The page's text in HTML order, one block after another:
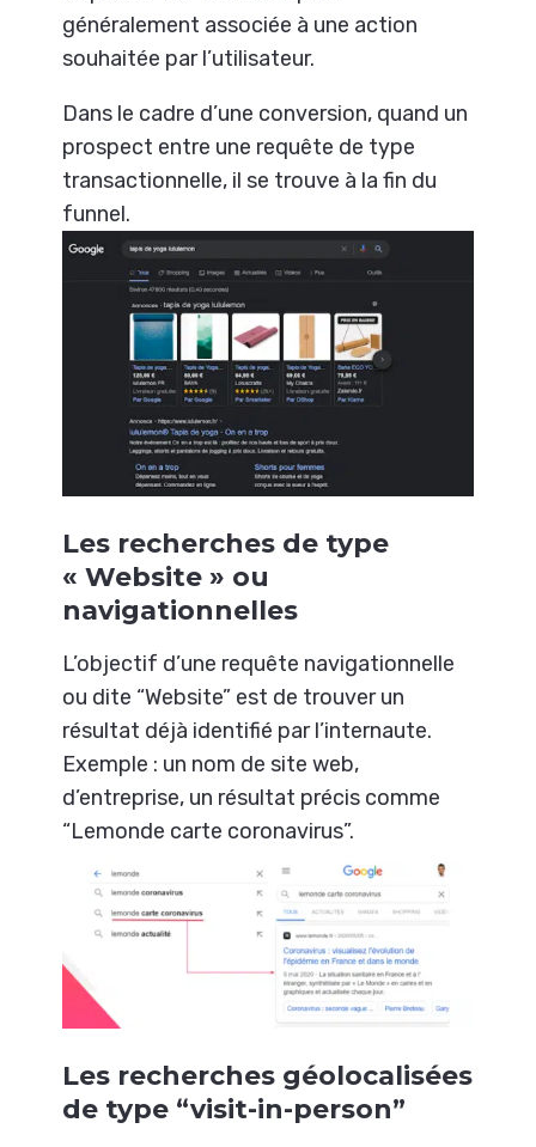
généralement associée à une action
souhaitée par l’utilisateur.
Dans le cadre d’une conversion, quand un
prospect entre une requête de type
transactionnelle, il se trouve à la fin du
funnel.
Les recherches de type
« Website » ou
navigationnelles
L’objectif d’une requête navigationnelle
ou dite “Website” est de trouver un
résultat déjà identifié par l’internaute.
Exemple : un nom de site web,
d’entreprise, un résultat précis comme
“Lemonde carte coronavirus”.
Les recherches géolocalisées
de type “visit-in-person”